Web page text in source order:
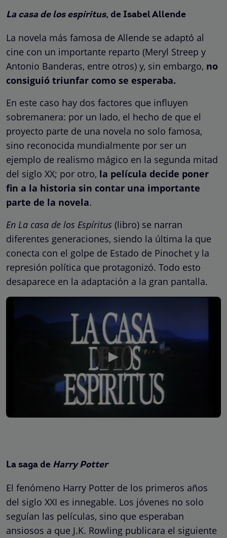
La casa de los espíritus, de Isabel Allende
La novela más famosa de Allende se adaptó al
cine con un importante reparto (Meryl Streep y
Antonio Banderas, entre otros) y, sin embargo, no
consiguió triunfar como se esperaba.
En este caso hay dos factores que influyen
sobremanera: por un lado, el hecho de que el
proyecto parte de una novela no solo famosa,
sino reconocida mundialmente por ser un
ejemplo de realismo mágico en la segunda mitad
del siglo XX; por otro, la película decide poner
fin a la historia sin contar una importante
parte de la novela.
En La casa de los Espíritus (libro) se narran
diferentes generaciones, siendo la última la que
conecta con el golpe de Estado de Pinochet y la
represión política que protagonizó. Todo esto
desaparece en la adaptación a la gran pantalla.
La saga de Harry Potter
El fenómeno Harry Potter de los primeros años
del siglo XXI es innegable. Los jóvenes no solo
seguían las películas, sino que esperaban
ansiosos a que J.K. Rowling publicara el siguiente